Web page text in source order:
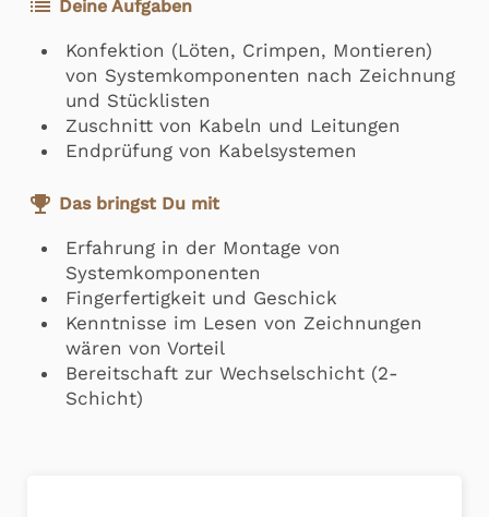
list Deine Aufgaben
Konfektion (Löten, Crimpen, Montieren)
von Systemkomponenten nach Zeichnung
und Stücklisten
Zuschnitt von Kabeln und Leitungen
Endprüfung von Kabelsystemen
emoji_events Das bringst Du mit
Erfahrung in der Montage von
Systemkomponenten
Fingerfertigkeit und Geschick
Kenntnisse im Lesen von Zeichnungen
wären von Vorteil
Bereitschaft zur Wechselschicht (2-
Schicht)